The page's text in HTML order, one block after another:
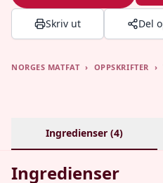
Skriv ut Del
NORGES MATFAT › OPPSKRIFTER ›
Ingredienser (4)
Ingredienser